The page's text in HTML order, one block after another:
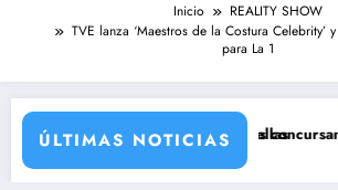
Inicio
REALITY SHOW
TVE lanza ‘Maestros de la Costura Celebrity’
para La 1
ÚLTIMAS NOTICIAS
de sus grandes estrellas
e Ivana Icardi, posibles concursantes de